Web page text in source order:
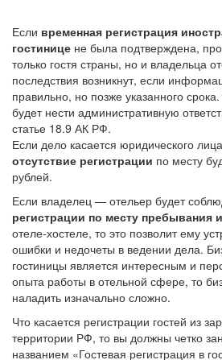
Если временная регистрация
гостинице не была подтверждена,
только гостя страны, но и владельца
последствия возникнут, если
правильно, но позже указанного
будет нести административную
статье 18.9 АК РФ.
Если дело касается юридического
отсутствие регистрации по месту
рублей.
Если владелец — отельер будет
регистрации по месту пребывания
отеле-хостеле, то это позволит ему
ошибки и недочеты в ведении дела.
гостиницы является интересным и
опыта работы в отельной сфере, то
наладить изначально сложно.
Что касается регистрации гостей из
территории РФ, то вы должны четко
названием «Гостевая регистрация в